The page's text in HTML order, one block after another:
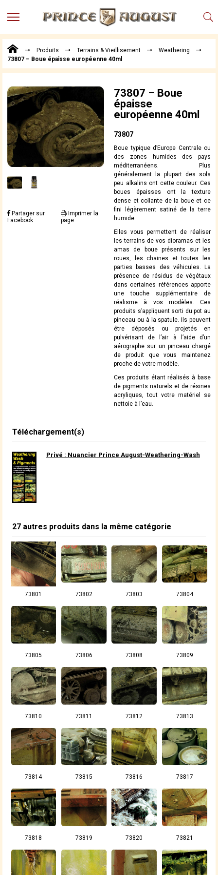
MENU
Points
de
Vente
Actualités
Téléchargements
Techniques,
trucs et
astuces
Vidéos
Produits Terrains & Vieillisement
Weathering
73807 – Boue épaisse européenne 40ml
Partager sur
Facebook
Imprimer la
page
73807 – Boue
épaisse
européenne 40ml
73807
Boue typique d’Europe Centrale ou
des zones humides des pays
méditerranéens. Plus
généralement la plupart des sols
peu alkalins ont cette couleur. Ces
boues épaisses ont la texture
dense et collante de la boue et ce
fini légèrement satiné de la terre
humide.
Elles vous permettent de réaliser
les terrains de vos dioramas et les
amas de boue présents sur les
roues, les chaines et toutes les
parties basses des véhicules. La
présence de résidus de végétaux
dans certaines références apporte
une touche supplémentaire de
réalisme à vos modèles. Ces
produits s’appliquent sorti du pot au
pinceau ou à la spatule. Ils peuvent
être déposés ou projetés en
pulvérisant de l’air à l’aide d’un
aérographe sur un pinceau chargé
de produit que vous maintenez
proche de votre modèle.
Ces produits étant réalisés à base
de pigments naturels et de résines
acryliques, tout votre matériel se
nettoie à l’eau.
Téléchargement(s)
Privé : Nuancier Prince August-Weathering-Wash
27 autres produits dans la même catégorie
73801 73802 73803 73804
73805 73806 73808 73809
73810 73811 73812 73813
73814 73815 73816 73817
73818 73819 73820 73821